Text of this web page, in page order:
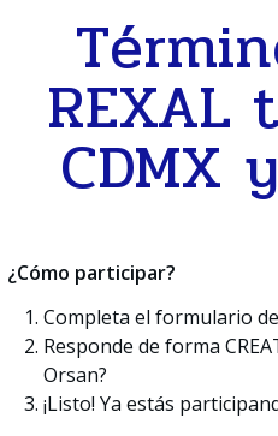
buscar o ESC para cerrar
CDMX
¿Cómo participar?
Completa el formulario
Responde de forma
Orsan?
¡Listo! Ya estás